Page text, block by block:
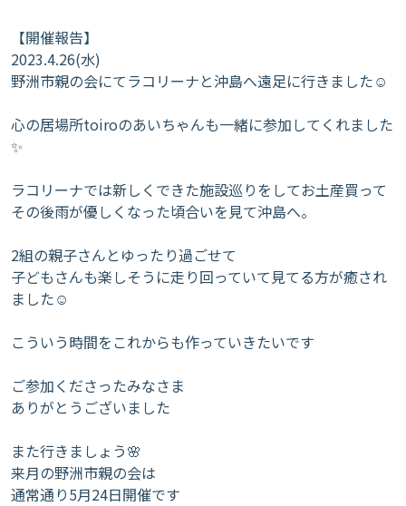
【開催報告】
2023.4.26(水)
野洲市親の会にてラコリーナと沖島へ遠足に行きました☺
心の居場所toiroのあいちゃんも一緒に参加してくれました
✨
ラコリーナでは新しくできた施設巡りをしてお土産買って
その後雨が優しくなった頃合いを見て沖島へ。
2組の親子さんとゆったり過ごせて
子どもさんも楽しそうに走り回っていて見てる方が癒され
ました☺
こういう時間をこれからも作っていきたいです
ご参加くださったみなさま
ありがとうございました
また行きましょう🌸
来月の野洲市親の会は
通常通り5月24日開催です